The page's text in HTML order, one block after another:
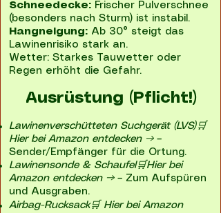
Schneedecke: Frischer Pulverschnee
(besonders nach Sturm) ist instabil.
Hangneigung: Ab 30° steigt das
Lawinenrisiko stark an.
Wetter: Starkes Tauwetter oder
Regen erhöht die Gefahr.
Ausrüstung (Pflicht!)
Lawinenverschütteten Suchgerät (LVS)🛒
Hier bei Amazon entdecken →–
Sender/Empfänger für die Ortung.
Lawinensonde & Schaufel🛒Hier bei
Amazon entdecken →– Zum Aufspüren
und Ausgraben.
Airbag-Rucksack🛒 Hier bei Amazon